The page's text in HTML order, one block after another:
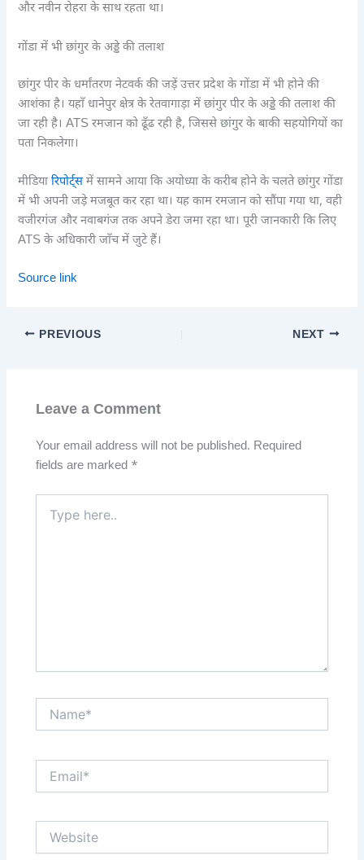
और नवीन रोहरा के साथ रहता था।
गोंडा में भी छांगुर के अड्डे की तलाश
छांगुर पीर के धर्मांतरण नेटवर्क की जड़ें उत्तर प्रदेश के गोंडा में भी होने की
आशंका है। यहाँ धानेपुर क्षेत्र के रेतवागाड़ा में छांगुर पीर के अड्डे की तलाश की
जा रही है। ATS रमजान को ढूँढ रही है, जिससे छांगुर के बाकी सहयोगियों का
पता निकलेगा।
मीडिया रिपोर्ट्स में सामने आया कि अयोध्या के करीब होने के चलते छांगुर गोंडा
में भी अपनी जड़े मजबूत कर रहा था। यह काम रमजान को सौंपा गया था, वही
वजीरगंज और नवाबगंज तक अपने डेरा जमा रहा था। पूरी जानकारी कि लिए
ATS के अधिकारी जाँच में जुटे हैं।
Source link
PREVIOUS NEXT
Leave a Comment
Your email address will not be published. Required
fields are marked *
here..